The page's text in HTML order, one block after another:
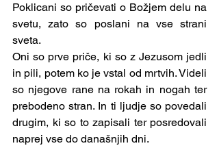
Poklicani so pričevati o Božjem delu na
svetu, zato so poslani na vse strani
sveta.
Oni so prve priče, ki so z Jezusom jedli
in pili, potem ko je vstal od mrtvih. Videli
so njegove rane na rokah in nogah ter
prebodeno stran. In ti ljudje so povedali
drugim, ki so to zapisali ter posredovali
naprej vse do današnjih dni.